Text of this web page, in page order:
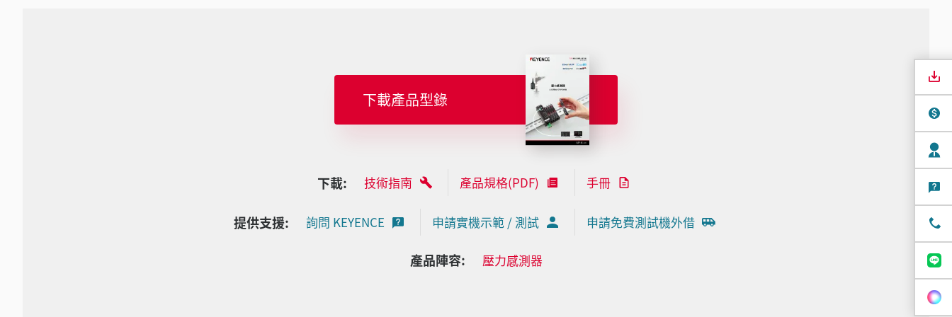
下載產品型錄
下載: 技術指南 產品規格(PDF) 手冊
提供支援: 詢問 KEYENCE 申請實機示範 / 測試 申請免費測試機外借
產品陣容: 壓力感測器